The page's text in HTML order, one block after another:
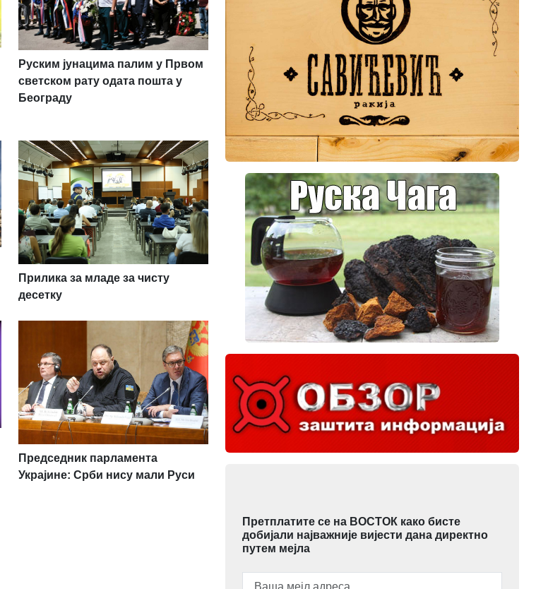
Руским јунацима палим у Првом
светском рату одата пошта у
Београду
Прилика за младе за чисту
десетку
Председник парламента
Украјине: Срби нису мали Руси
Претплатите се на ВОСТОК како бисте
добијали најважније вијести дана директно
путем мејла